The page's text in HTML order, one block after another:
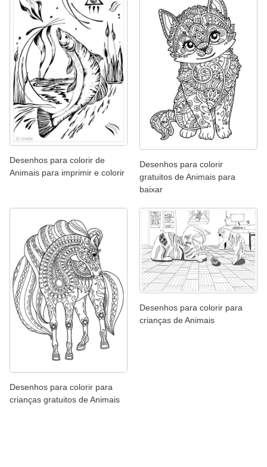
Desenhos para colorir de
Animais para imprimir e colorir
Desenhos para colorir
gratuitos de Animais para
baixar
Desenhos para colorir para
crianças gratuitos de Animais
Desenhos para colorir para
crianças de Animais